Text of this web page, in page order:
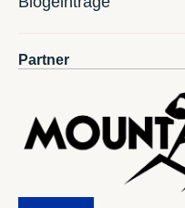
Partner